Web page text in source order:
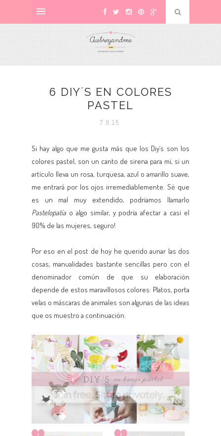
6 DIY´S EN COLORES
PASTEL
7.9.15
Si hay algo que me gusta más que los Diy´s son los
colores pastel, son un canto de sirena para mi, si un
artículo lleva un rosa, turquesa, azul o amarillo suave,
me entrará por los ojos irremediablemente. Sé que
es un mal muy extendido, podríamos llamarlo
Pastelopatía o algo similar, y podría afectar a casi el
90% de las mujeres, seguro!
Por eso en el post de hoy he querido aunar las dos
cosas, manualidades bastante sencillas pero con el
denominador común de que su elaboración
depende de estos maravillosos colores: Platos, porta
velas o máscaras de animales son algunas de las ideas
que os muestro a continuación.